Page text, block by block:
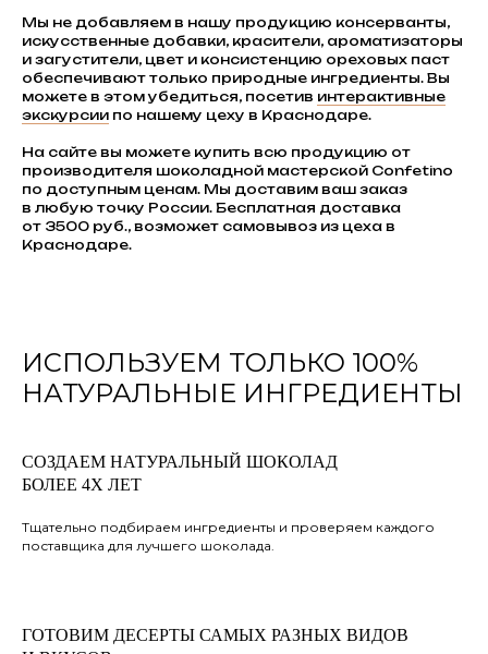
Мы не добавляем в нашу продукцию консерванты,
искусственные добавки, красители, ароматизаторы
и загустители, цвет и консистенцию ореховых паст
обеспечивают только природные ингредиенты. Вы
можете в этом убедиться, посетив интерактивные
экскурсии по нашему цеху в Краснодаре.
На сайте вы можете купить всю продукцию от
производителя шоколадной мастерской Confetino
по доступным ценам. Мы доставим ваш заказ
в любую точку России. Бесплатная доставка
от 3500 руб., возможет самовывоз из цеха в
Краснодаре.
ИСПОЛЬЗУЕМ ТОЛЬКО 100%
НАТУРАЛЬНЫЕ ИНГРЕДИЕНТЫ
CОЗДАЕМ НАТУРАЛЬНЫЙ ШОКОЛАД
БОЛЕЕ 4Х ЛЕТ
Тщательно подбираем ингредиенты и проверяем каждого
поставщика для лучшего шоколада.
ГОТОВИМ ДЕСЕРТЫ САМЫХ РАЗНЫХ ВИДОВ